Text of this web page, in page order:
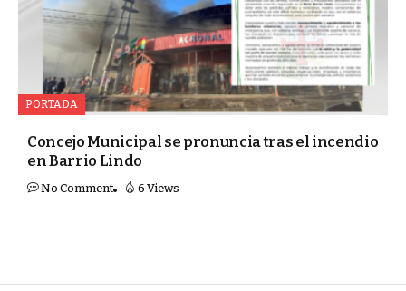
PORTADA
Concejo Municipal se pronuncia tras el incendio
en Barrio Lindo
No Comment 6 Views